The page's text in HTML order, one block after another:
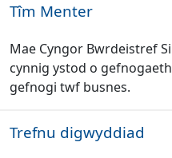
Tîm Menter
Mae Cyngor Bwrdeistref
cynnig ystod o
gefnogi twf busnes.
Trefnu digwyddiad